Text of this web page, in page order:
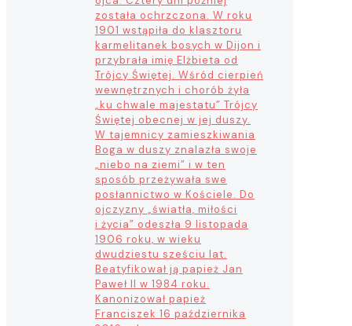
została ochrzczona. W roku
1901 wstąpiła do klasztoru
karmelitanek bosych w Dijon i
przybrała imię Elżbieta od
Trójcy Świętej. Wśród cierpień
wewnętrznych i chorób żyła
„ku chwale majestatu” Trójcy
Świętej obecnej w jej duszy.
W tajemnicy zamieszkiwania
Boga w duszy znalazła swoje
„niebo na ziemi” i w ten
sposób przeżywała swe
posłannictwo w Kościele. Do
ojczyzny „światła, miłości
i życia” odeszła 9 listopada
1906 roku, w wieku
dwudziestu sześciu lat.
Beatyfikował ją papież Jan
Paweł II w 1984 roku.
Kanonizował papież
Franciszek 16 października